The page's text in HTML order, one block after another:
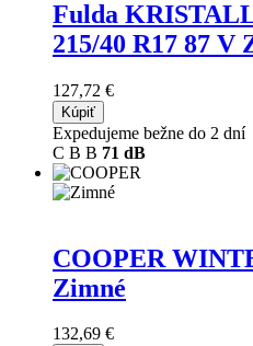
Fulda
215/40 R17 87 V
127,72 €
Kúpiť
Expedujeme bežne do 2 dní
C B B 71 dB
COOPER
Zimné
132,69 €